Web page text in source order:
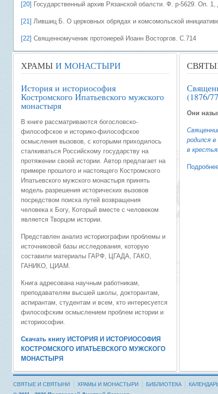
[20] Государственный архив Рязанской обалсти. Ф. р-5629. Оп.
[21] Лившиц Б. О церковных обрядах и комсомольской
[22] Священномученик протоиерей Иоанн Восторгов. С.714
ХРАМЫ И МОНАСТЫРИ
История и историософия
Костромского Ипатьевского мужского
монастыря
В книге рассматриваются богословско-
философское и историко-философское
осмысления вызовов, с которыми приходилось
сталкиваться Российскому государству на
протяжении своей истории. Автор предлагает на
примере прошлого и настоящего Костромского
Ипатьевского мужского монастыря принять
модель разрешения исторических вызовов
посредством поиска путей возвращения
человека к Богу, Который вместе с человеком
является Творцом истории.
Представлен анализ историографии проблемы и
источниковой базы исследования, которую
составили материалы ГАРФ, ЦГАДА, ГАКО,
ГАНИКО, ЦИАМ.
Книга адресована научным работникам,
преподавателям высшей школы, докторантам,
аспирантам, студентам и всем, кто интересуется
философским осмыслением проблем истории и
историософии.
Скачать книгу ИСТОРИЯ И ИСТОРИОСОФИЯ
КОСТРОМСКОГО ИПАТЬЕВСКОГО МУЖСКОГО
МОНАСТЫРЯ
(1876/
Они
родился в
в
СВЯТЫЕ И СВЯТЫНИ ХРАМЫ И МОНАСТЫРИ БИБЛИОТЕКА